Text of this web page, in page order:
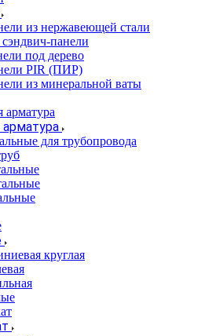
из нержавеющей стали
панели
под дерево
PIR (ПИР)
из минеральной ваты
для трубопровода
круглая